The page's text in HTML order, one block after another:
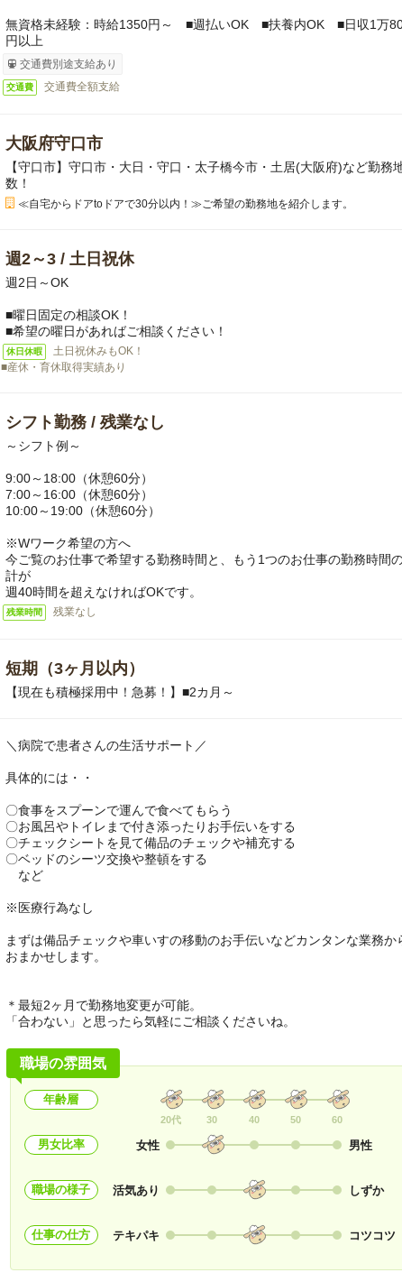
無資格未経験：時給1350円～ ■週払いOK ■扶養内OK ■日収1万
円以上
交通費別途支給あり
交通費 交通費全額支給
大阪府守口市
【守口市】守口市・大日・守口・太子橋今市・土居(大阪府)など勤務
数！
≪自宅からドアtoドアで30分以内！≫ご希望の勤務地を紹介します。
週2～3 / 土日祝休
週2日～OK
■曜日固定の相談OK！
■希望の曜日があればご相談ください！
休日休暇
土日祝休みもOK！
■産休・育休取得実績あり
シフト勤務 / 残業なし
～シフト例～
9:00～18:00（休憩60分）
7:00～16:00（休憩60分）
10:00～19:00（休憩60分）
※Wワーク希望の方へ
今ご覧のお仕事で希望する勤務時間と、もう1つのお仕事の勤務時間
計が
週40時間を超えなければOKです。
残業時間 残業なし
短期（3ヶ月以内）
【現在も積極採用中！急募！】■2カ月～
＼病院で患者さんの生活サポート／
具体的には・・
〇食事をスプーンで運んで食べてもらう
〇お風呂やトイレまで付き添ったりお手伝いをする
〇チェックシートを見て備品のチェックや補充する
〇ベッドのシーツ交換や整頓をする
など
※医療行為なし
まずは備品チェックや車いすの移動のお手伝いなどカンタンな業務か
おまかせします。
＊最短2ヶ月で勤務地変更が可能。
「合わない」と思ったら気軽にご相談くださいね。
職場の雰囲気
年齢層
20代 30 40 50 60
男女比率 女性 男性
職場の様子 活気あり しずか
仕事の仕方 テキパキ コツコツ